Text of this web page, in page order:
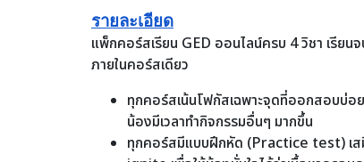
รายละเอียด
แพ็กคอร์สเรียน GED ออนไลน์ครบ 4 วิชา เรีย
ภายในคอร์สเดียว
ทุกคอร์สเน้นโฟกัสเฉพาะจุดที่ออกสอบบ่อย
น้องมีเวลาทำกิจกรรมอื่นๆ มากขึ้น
ทุกคอร์สมีแบบฝึกหัด (Practice test) เ